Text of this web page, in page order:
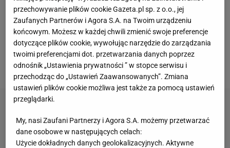
Sandały Keen to synonim wakacyjnego komfortu
- teraz tańsze o niemal 100 zł
Perfumy Armani aż 44% taniej. Ten luksusowy
zapach zostawia wyraźny ogon
przechowywanie plików cookie Gazeta.pl sp. z o.o., jej
Zaufanych Partnerów i Agora S.A. na Twoim urządzeniu
końcowym. Możesz w każdej chwili zmienić swoje preferencje
dotyczące plików cookie, wywołując narzędzie do zarządzania
twoimi preferencjami dot. przetwarzania danych poprzez
odnośnik „Ustawienia prywatności ” w stopce serwisu i
przechodząc do „Ustawień Zaawansowanych”. Zmiana
ustawień plików cookie możliwa jest także za pomocą ustawień
przeglądarki.
My, nasi Zaufani Partnerzy i Agora S.A. możemy przetwarzać
dane osobowe w następujących celach:
Użycie dokładnych danych geolokalizacyjnych. Aktywne